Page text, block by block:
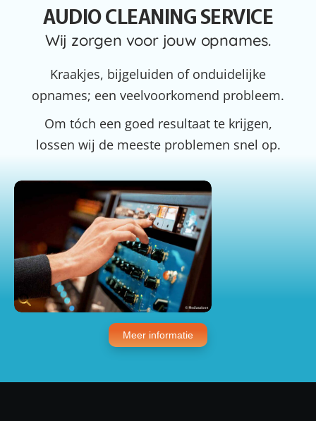
AUDIO CLEANING SERVICE
Wij zorgen voor jouw opnames.
Kraakjes, bijgeluiden of onduidelijke
opnames; een veelvoorkomend probleem.
Om tóch een goed resultaat te krijgen,
lossen wij de meeste problemen snel op.
Meer informatie